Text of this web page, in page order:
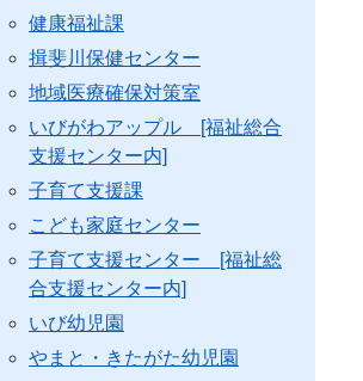
健康福祉課
揖斐川保健センター
地域医療確保対策室
いびがわアップル [福祉総合
支援センター内]
子育て支援課
こども家庭センター
子育て支援センター [福祉総
合支援センター内]
いび幼児園
やまと・きたがた幼児園